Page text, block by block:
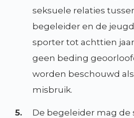
seksuele relaties
begeleider en de
sporter tot achttien
geen beding
worden beschouwd
misbruik.
5.
De begeleider mag de